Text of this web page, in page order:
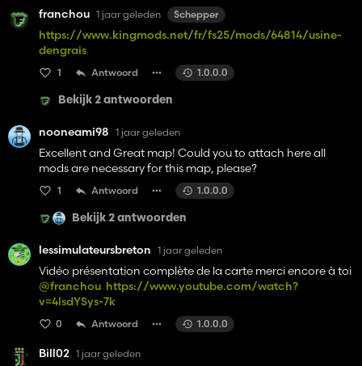
franchou 1 jaar geleden Schepper
https://www.kingmods.net/fr/fs25/mods/64814/usine-
dengrais
1 Antwoord 1.0.0.0
Bekijk 2 antwoorden
nooneami98 1 jaar geleden
Excellent and Great map! Could you to attach here all
mods are necessary for this map, please?
1 Antwoord 1.0.0.0
Bekijk 2 antwoorden
lessimulateursbreton 1 jaar geleden
Vidéo présentation complète de la carte merci encore à toi
@franchou https://www.youtube.com/watch?
v=4lsdYSys-7k
0 Antwoord 1.0.0.0
Bill02 1 jaar geleden